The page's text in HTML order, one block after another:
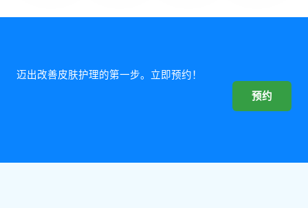
迈出改善皮肤护理的第一步。立即预约！
预约